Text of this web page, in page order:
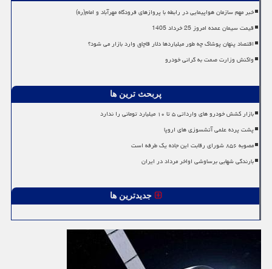
خبر مهم سازمان هواپیمایی در رابطه با پروازهای فرودگاه مهرآباد و امام(ره)
قیمت سیمان عمده امروز 25 خرداد 1405
اقتصاد پنهان پوشاک چه طور میلیاردها دلار قاچاق وارد بازار می شود؟
واکنش وزارت صمت به گرانی خودرو
پربحث ترین ها
بازار کشش خودرو های وارداتی ۵ تا ۱۰ میلیارد تومانی را ندارد
پشت پرده علمی آتشسوزی های اروپا
مصوبه ۸۵۶ شورای رقابت این جاده یک طرفه است
بارندگی شهابی برساوشی اواخر مرداد در ایران
جدیدترین ها